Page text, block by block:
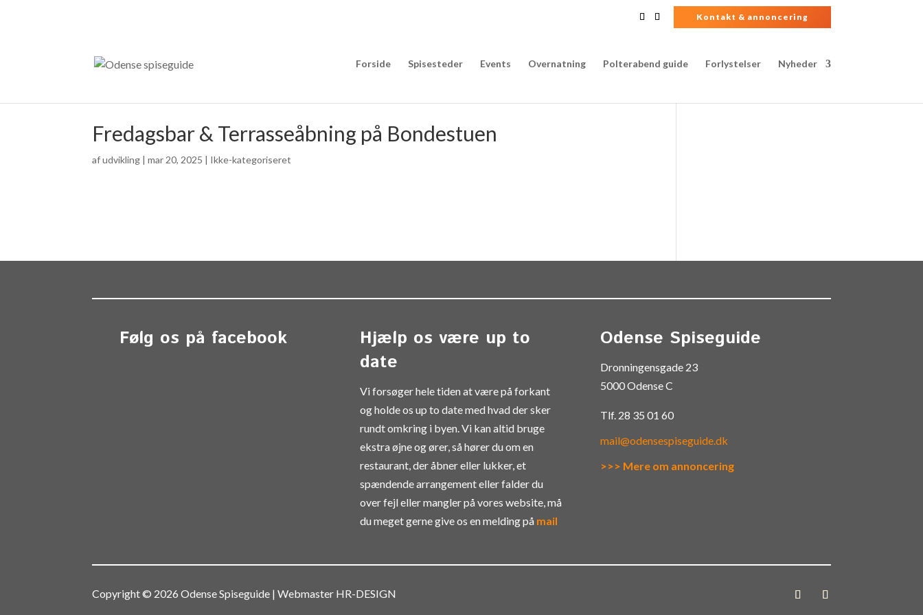
Kontakt & annoncering
Forside Spisesteder Events Overnatning Polterabend guide Forlystelser Nyheder
Fredagsbar & Terrasseåbning på Bondestuen
afudvikling |mar 20, 2025 | Ikke-kategoriseret
Følg os på facebook
Hjælp os være up to
date
Vi forsøger hele tiden at være på forkant
og holde os up to date med hvad der sker
rundt omkring i byen. Vi kan altid bruge
ekstra øjne og ører, så hører du om en
restaurant, der åbner eller lukker, et
spændende arrangement eller falder du
over fejl eller mangler på vores website, må
du meget gerne give os en melding på mail
Odense Spiseguide
Dronningensgade 23
5000 Odense C
Tlf. 28 35 01 60
mail@odensespiseguide.dk
>>> Mere om annoncering
Copyright © 2026 Odense Spiseguide | Webmaster HR-DESIGN